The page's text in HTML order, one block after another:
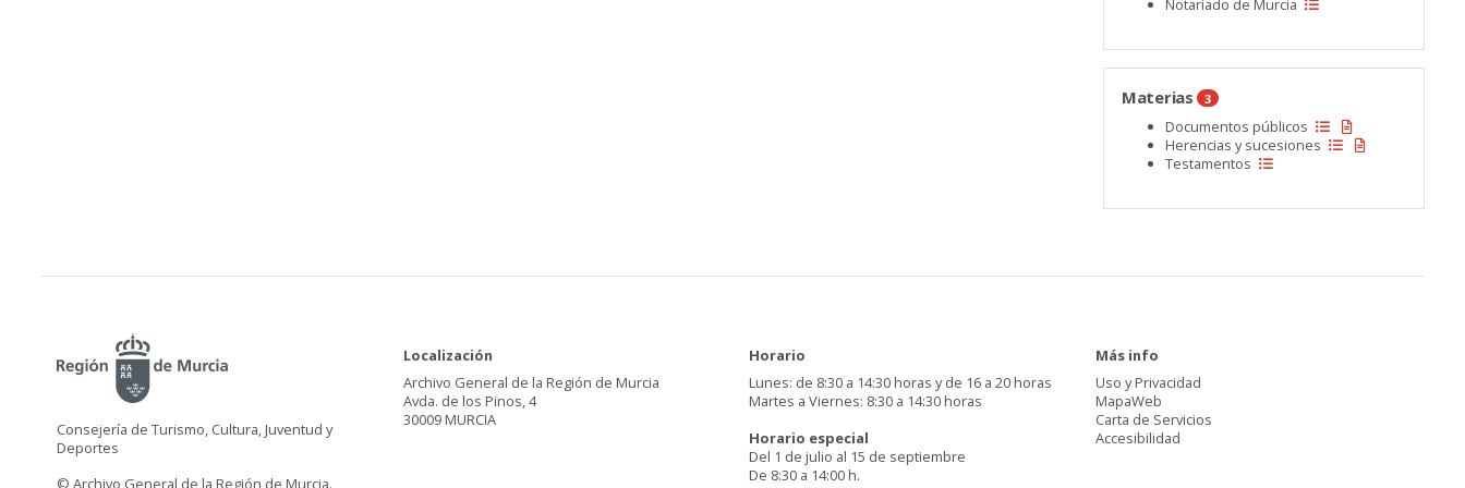
Notariado de Murcia
Materias 3
Documentos públicos
Herencias y sucesiones
Testamentos
Consejería de Turismo, Cultura, Juventud y
Deportes
Localización
Archivo General de la Región de Murcia
Avda. de los Pinos, 4
30009 MURCIA
Horario
Lunes: de 8:30 a 14:30 horas y de 16 a 20 horas
Martes a Viernes: 8:30 a 14:30 horas
Horario especial
Del 1 de julio al 15 de septiembre
De 8:30 a 14:00 h.
Más info
Uso y Privacidad
MapaWeb
Carta de Servicios
Accesibilidad